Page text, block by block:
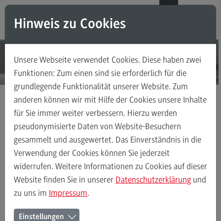
Direkt zum Inhalt
Direkt zum Hauptmenu
Direkt zum Footer
Modul-O-Mat
Masterstudiengänge
Accounting, Controlling, Taxation
Accounting, Controlling, Taxation
Modulangebot
Berufsperspektiven
Kontakt
Advanced Practice in Healthcare
Advanced Practice in Healthcare
Rahmenbedingungen
Masterstudiengänge Wirtschaftsinformatik Kontakt
Wirtschaftsinformatik Rahmenbedingungen Modulangebot
Ihr Kontakt zum Master
Hinweis zu Cookies
Unsere Webseite verwendet Cookies. Diese haben zwei
Funktionen: Zum einen sind sie erforderlich für die
grundlegende Funktionalität unserer Website. Zum
anderen können wir mit Hilfe der Cookies unsere Inhalte
für Sie immer weiter verbessern. Hierzu werden
pseudonymisierte Daten von Website-Besuchern
gesammelt und ausgewertet. Das Einverständnis in die
Verwendung der Cookies können Sie jederzeit
widerrufen. Weitere Informationen zu Cookies auf dieser
Website finden Sie in unserer Datenschutzerklärung und
zu uns im Impressum.
Einstellungen